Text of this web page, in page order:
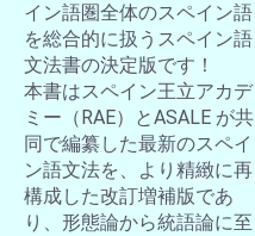
イン語圏全体のスペイン語
を総合的に扱うスペイン語
文法書の決定版です！
本書はスペイン王立アカデ
ミー（RAE）とASALE が共
同で編纂した最新のスペイ
ン語文法を、より精緻に再
構成した改訂増補版であ
り、形態論から統語論に至